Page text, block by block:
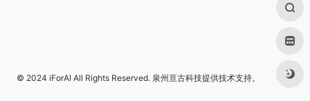
© 2024 iForAI All Rights Reserved. 泉州亘古科技提供技术支持。